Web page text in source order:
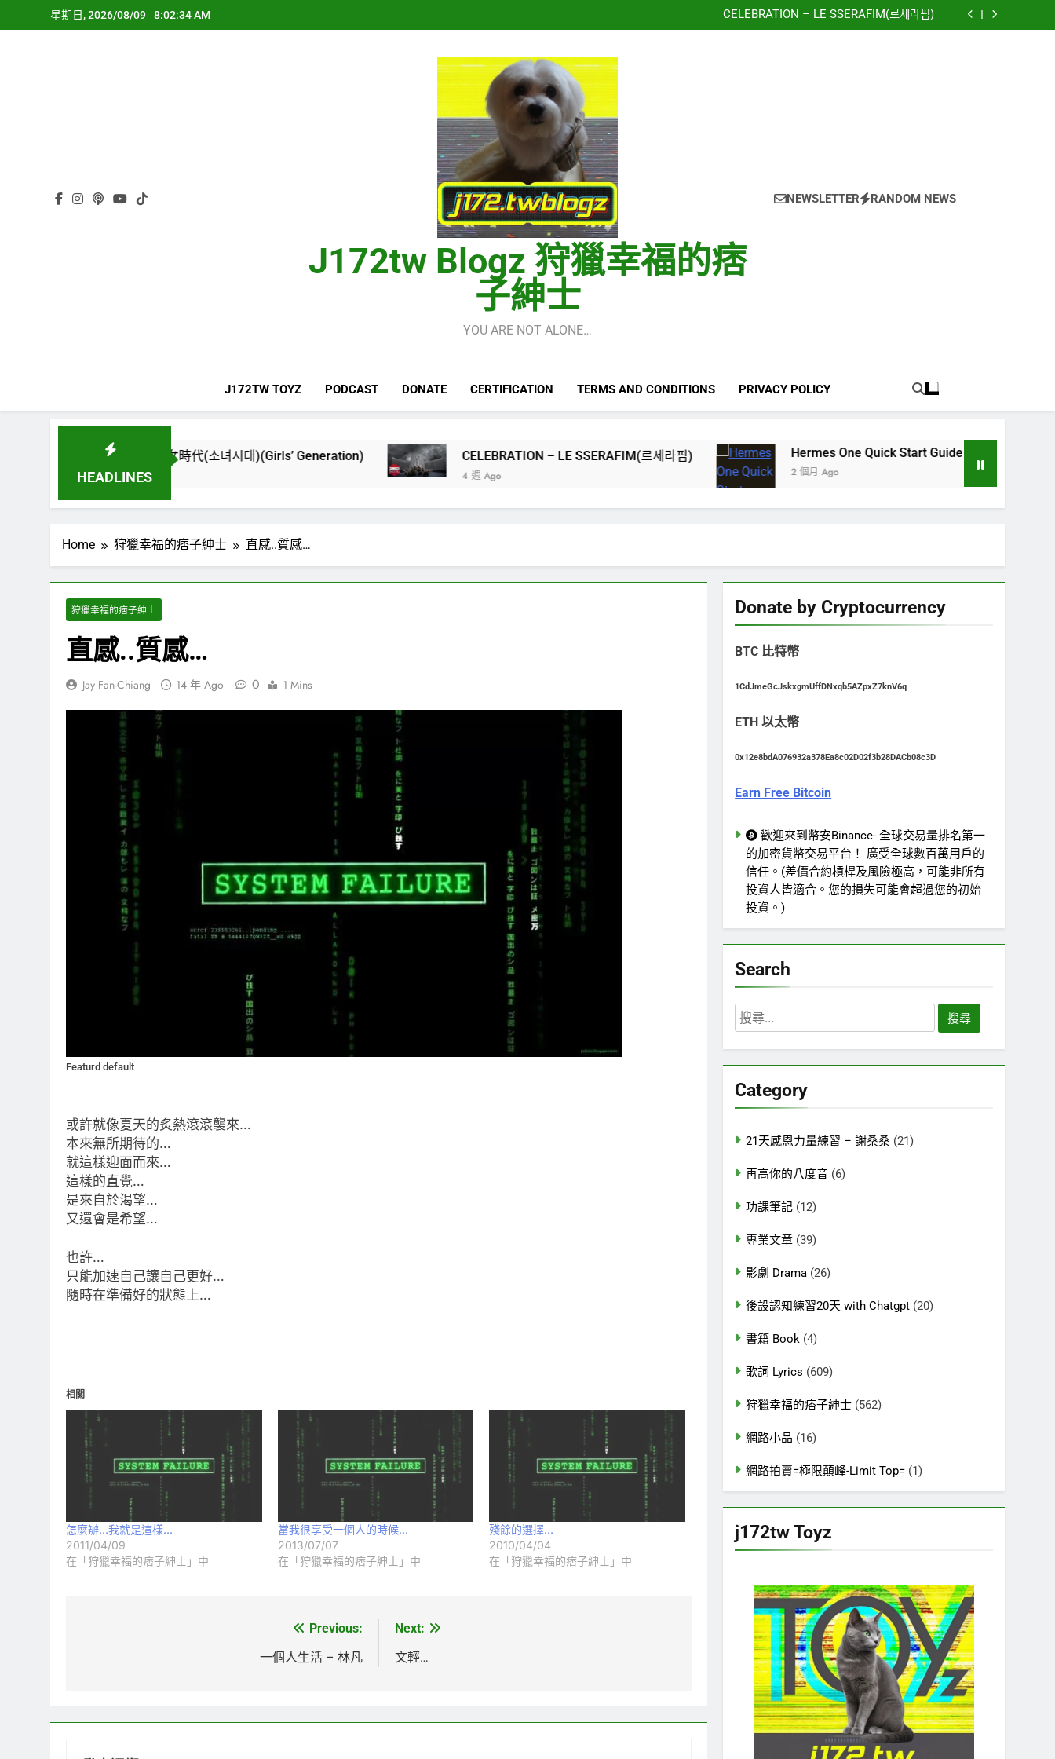
to
星期日, 2026/08/09 8:02:35 AM
(Girls’ Generation)
CELEBRATION – LE SSERAFIM(르세라핌)
Hermes One Quick Start Guide using OpenRouter Free Models & Telegram
再次重逢的世界(다시만난세계)(Into The New World) – 少女時代(소녀시대)
Hermes One Quick Start Guide using OpenRouter Free Models & Telegram
J172tw Blogz 狩獵幸福的痞
子紳士
YOU ARE NOT ALONE…
NEWSLETTER RANDOM NEWS
J172TW TOYZ PODCAST DONATE CERTIFICATION TERMS AND CONDITIONS PRIVACY POLICY
HEADLINES
New World) – 少女時代(소녀시대)(Girls’ Generation) CELEBRATION – LE SSERAFIM(르세라핌)
4 週 Ago
Hermes One Quick Start Guide using OpenRouter Free
2 個月 Ago
Home 狩獵幸福的痞子紳士 直感..質感…
狩獵幸福的痞子紳士
直感..質感…
Jay Fan-Chiang 14 年 Ago 0 1 Mins
Featurd default
或許就像夏天的炙熱滾滾襲來…
本來無所期待的…
就這樣迎面而來…
這樣的直覺…
是來自於渴望…
又還會是希望…
也許…
只能加速自己讓自己更好…
隨時在準備好的狀態上…
相關
怎麼辦…我就是這樣…
2011/04/09
在「狩獵幸福的痞子紳士」中
當我很享受一個人的時候…
2013/07/07
在「狩獵幸福的痞子紳士」中
殘餘的選擇…
2010/04/04
在「狩獵幸福的痞子紳士」中
覽
Previous:
一個人生活 – 林凡
Next:
文輕…
Donate by Cryptocurrency
BTC 比特幣
1CdJmeGcJskxgmUffDNxqb5AZpxZ7knV6q
ETH 以太幣
0x12e8bdA076932a378Ea8c02D02f3b28DACb08c3D
Earn Free Bitcoin
歡迎來到幣安Binance- 全球交易量排名第一
的加密貨幣交易平台！ 廣受全球數百萬用戶的
信任。(差價合約槓桿及風險極高，可能非所有
投資人皆適合。您的損失可能會超過您的初始
投資。)
Search
搜
尋
字:
Category
21天感恩力量練習 – 謝桑桑 (21)
再高你的八度音 (6)
功課筆記 (12)
專業文章 (39)
影劇 Drama (26)
後設認知練習20天 with Chatgpt (20)
書籍 Book (4)
歌詞 Lyrics (609)
狩獵幸福的痞子紳士 (562)
網路小品 (16)
網路拍賣=極限顛峰-Limit Top= (1)
j172tw Toyz